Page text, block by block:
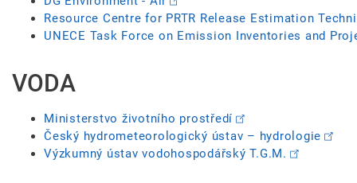
Resource Centre for PRTR Release Estimation
UNECE Task Force on Emission Inventories and
VODA
Ministerstvo životního prostředí
Český hydrometeorologický ústav – hydrologie
Výzkumný ústav vodohospodářský T.G.M.